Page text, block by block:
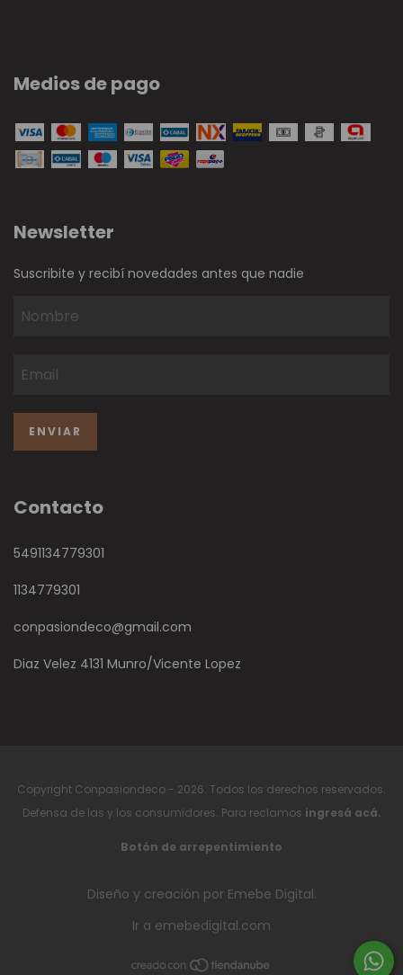
Medios de pago
Newsletter
Suscribite y recibí novedades antes que nadie
Contacto
5491134779301
1134779301
conpasiondeco@gmail.com
Diaz Velez 4131 Munro/Vicente Lopez
Copyright Conpasiondeco - 2026. Todos los derechos reservados.
Defensa de las y los consumidores. Para reclamos ingresá acá.
Botón de arrepentimiento
Diseño y creación por Emebe Digital.
Ir a emebedigital.com